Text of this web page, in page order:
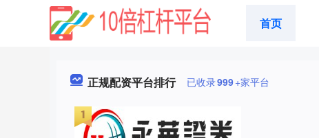
首页
正规配资平台排行 已收录999+家平台